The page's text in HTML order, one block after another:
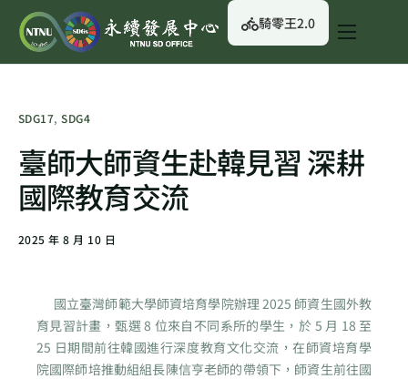
關於我們
永續資訊
校園綠生活
English
騎零王2.0
SDG17,SDG4
臺師大師資生赴韓見習 深耕
國際教育交流
2025 年 8 月 10 日
國立臺灣師範大學師資培育學院辦理 2025 師資生國外教
育見習計畫，甄選 8 位來自不同系所的學生，於 5 月 18 至
25 日期間前往韓國進行深度教育文化交流，在師資培育學
院國際師培推動組組長陳信亨老師的帶領下，師資生前往國